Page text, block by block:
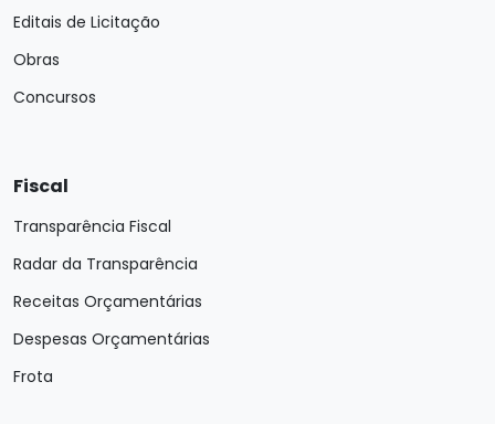
Editais de Licitação
Obras
Concursos
Fiscal
Transparência Fiscal
Radar da Transparência
Receitas Orçamentárias
Despesas Orçamentárias
Frota